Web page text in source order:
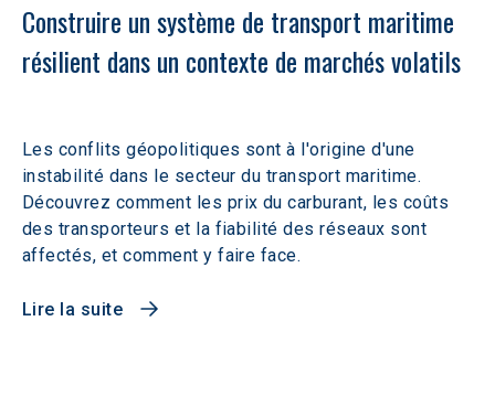
Construire un système de transport maritime
résilient dans un contexte de marchés volatils
Les conflits géopolitiques sont à l'origine d'une
instabilité dans le secteur du transport maritime.
Découvrez comment les prix du carburant, les coûts
des transporteurs et la fiabilité des réseaux sont
affectés, et comment y faire face.
Lire la suite